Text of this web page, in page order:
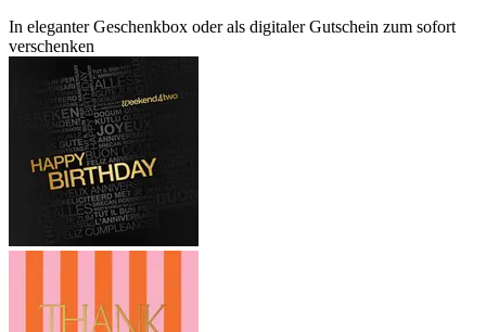
In eleganter Geschenkbox oder als digitaler Gutschein zum sofort
verschenken